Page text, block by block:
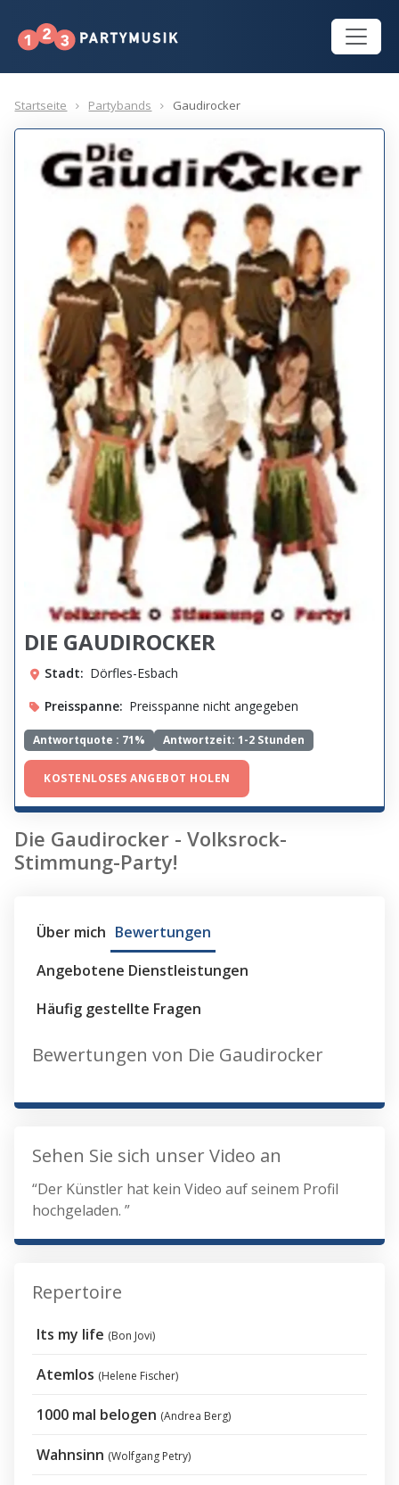
Startseite Partybands Gaudirocker
DIE GAUDIROCKER
Stadt: Dörfles-Esbach
Preisspanne: Preisspanne nicht angegeben
Antwortquote : 71% Antwortzeit: 1-2 Stunden
KOSTENLOSES ANGEBOT HOLEN
Die Gaudirocker - Volksrock-
Stimmung-Party!
Über mich Bewertungen
Angebotene Dienstleistungen
Häufig gestellte Fragen
Bewertungen von Die Gaudirocker
Sehen Sie sich unser Video an
“Der Künstler hat kein Video auf seinem Profil
hochgeladen. ”
Repertoire
Its my life (Bon Jovi)
Atemlos (Helene Fischer)
1000 mal belogen (Andrea Berg)
Wahnsinn (Wolfgang Petry)